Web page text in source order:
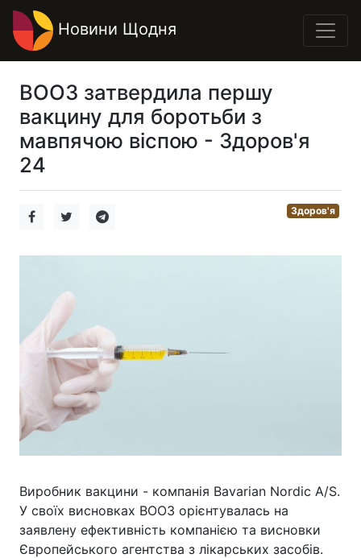
Новини Щодня
ВООЗ затвердила першу
вакцину для боротьби з
мавпячою віспою - Здоров'я
24
Здоров'я
Виробник вакцини - компанія Bavarian Nordic A/S.
У своїх висновках ВООЗ орієнтувалась на
заявлену ефективність компанією та висновки
Європейського агентства з лікарських засобів.